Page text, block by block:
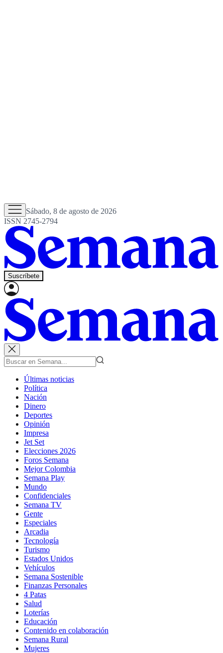
Sábado, 8 de agosto de 2026
ISSN 2745-2794
Suscríbete
Últimas noticias
Política
Nación
Dinero
Deportes
Opinión
Impresa
Jet Set
Elecciones 2026
Foros Semana
Mejor Colombia
Semana Play
Mundo
Confidenciales
Semana TV
Gente
Especiales
Arcadia
Tecnología
Turismo
Estados Unidos
Vehículos
Semana Sostenible
Finanzas Personales
4 Patas
Salud
Loterías
Educación
Contenido en colaboración
Semana Rural
Mujeres